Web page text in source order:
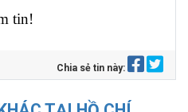
tin!
Chia sẻ tin này: